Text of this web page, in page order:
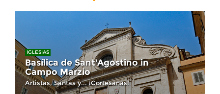
IGLESIAS
Basílica de Sant'Agostino in
Campo Marzio
Artistas, Santas y... ¡Cortesanas!